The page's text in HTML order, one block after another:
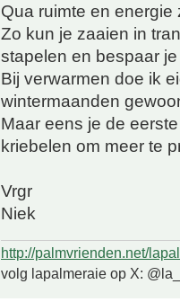
Qua ruimte en
Zo kun je zaaien in
stapelen en bespaar
Bij verwarmen doe ik
wintermaanden
Maar eens je de
kriebelen om meer te
Vrgr
Niek
http://palmvrienden.net/
volg lapalmeraie op X: